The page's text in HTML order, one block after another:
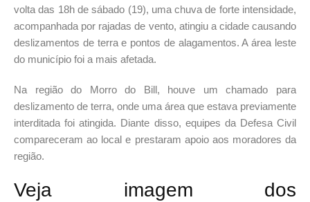
volta das 18h de sábado (19), uma chuva de forte intensidade,
acompanhada por rajadas de vento, atingiu a cidade causando
deslizamentos de terra e pontos de alagamentos. A área leste
do município foi a mais afetada.
Na região do Morro do Bill, houve um chamado para
deslizamento de terra, onde uma área que estava previamente
interditada foi atingida. Diante disso, equipes da Defesa Civil
compareceram ao local e prestaram apoio aos moradores da
região.
Veja imagem dos